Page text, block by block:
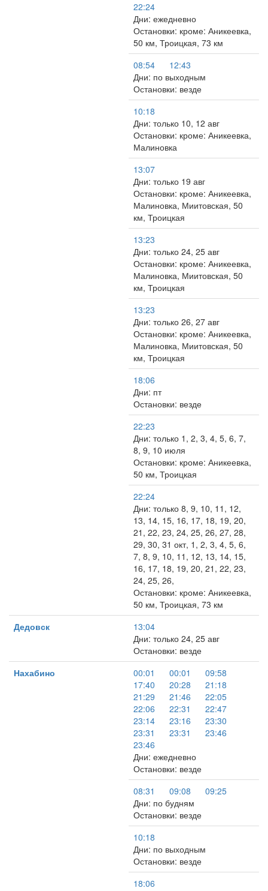
22:24
Дни: ежедневно
Остановки: кроме: Аникеевка,
50 км, Троицкая, 73 км
08:54
12:43
Дни: по выходным
Остановки: везде
10:18
Дни: только 10, 12 авг
Остановки: кроме: Аникеевка,
Малиновка
13:07
Дни: только 19 авг
Остановки: кроме: Аникеевка,
Малиновка, Миитовская, 50
км, Троицкая
13:23
Дни: только 24, 25 авг
Остановки: кроме: Аникеевка,
Малиновка, Миитовская, 50
км, Троицкая
13:23
Дни: только 26, 27 авг
Остановки: кроме: Аникеевка,
Малиновка, Миитовская, 50
км, Троицкая
18:06
Дни: пт
Остановки: везде
22:23
Дни: только 1, 2, 3, 4, 5, 6, 7,
8, 9, 10 июля
Остановки: кроме: Аникеевка,
50 км, Троицкая
22:24
Дни: только 8, 9, 10, 11, 12,
13, 14, 15, 16, 17, 18, 19, 20,
21, 22, 23, 24, 25, 26, 27, 28,
29, 30, 31 окт, 1, 2, 3, 4, 5, 6,
7, 8, 9, 10, 11, 12, 13, 14, 15,
16, 17, 18, 19, 20, 21, 22, 23,
24, 25, 26,
Остановки: кроме: Аникеевка,
50 км, Троицкая, 73 км
Дедовск
13:04
Дни: только 24, 25 авг
Остановки: везде
Нахабино
00:01 00:01
09:58
17:40
20:28
21:18
21:29
21:46
22:05
22:06
22:31
22:47
23:14
23:16
23:30
23:31
23:31
23:46
23:46
Дни: ежедневно
Остановки: везде
08:31
09:08
09:25
Дни: по будням
Остановки: везде
10:18
Дни: по выходным
Остановки: везде
18:06